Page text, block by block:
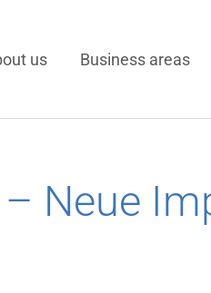
us Business areas
Neue